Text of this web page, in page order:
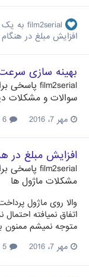
film2serial به یک
افزایش مبلغ در
بهینه سازی
film2serial پاسخی
سوالات و مشکلات
مهر 7، 2016
افزایش مبلغ در
film2serial پاسخی
مشکلات ماژول ها
والا روی ماژول
اتفاق نمیافته
متوجه نمیشم ممنون
مهر 7، 2016